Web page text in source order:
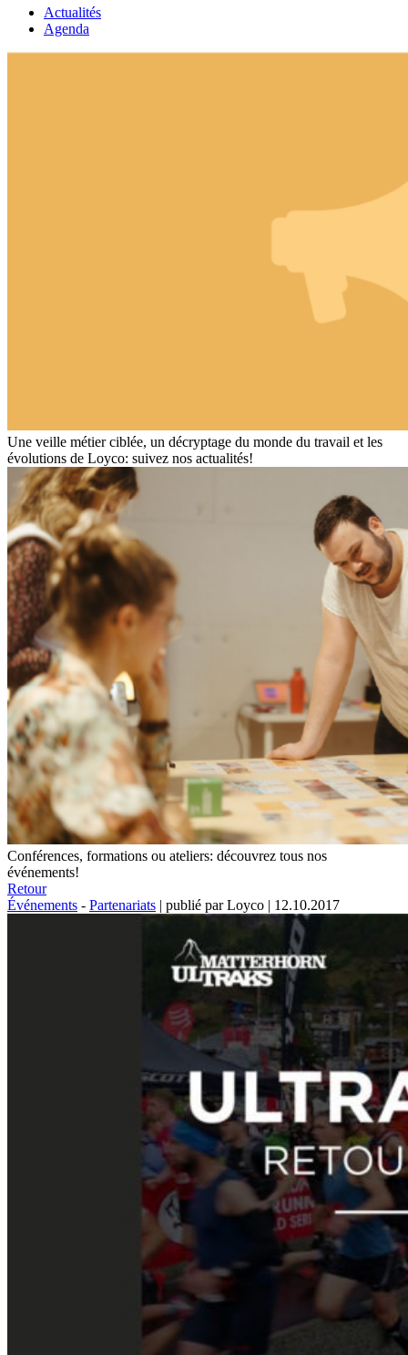
Actualités
Agenda
Une veille métier ciblée, un décryptage du monde du travail et les
évolutions de Loyco: suivez nos actualités!
Conférences, formations ou ateliers: découvrez tous nos
événements!
Retour
Événements - Partenariats | publié par Loyco | 12.10.2017